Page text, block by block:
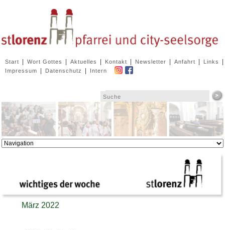
überspringen
Start Wort Gottes Aktuelles Kontakt Newsletter Anfahrt Links
Impressum Datenschutz Intern
Zielseite
März 2022